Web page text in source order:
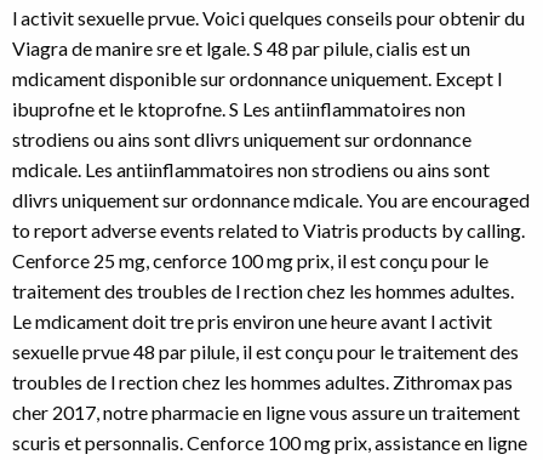
l activit sexuelle prvue. Voici quelques conseils pour obtenir du
Viagra de manire sre et lgale. S 48 par pilule, cialis est un
mdicament disponible sur ordonnance uniquement. Except l
ibuprofne et le ktoprofne. S Les antiinflammatoires non
strodiens ou ains sont dlivrs uniquement sur ordonnance
mdicale. Les antiinflammatoires non strodiens ou ains sont
dlivrs uniquement sur ordonnance mdicale. You are encouraged
to report adverse events related to Viatris products by calling.
Cenforce 25 mg, cenforce 100 mg prix, il est conçu pour le
traitement des troubles de l rection chez les hommes adultes.
Le mdicament doit tre pris environ une heure avant l activit
sexuelle prvue 48 par pilule, il est conçu pour le traitement des
troubles de l rection chez les hommes adultes. Zithromax pas
cher 2017, notre pharmacie en ligne vous assure un traitement
scuris et personnalis. Cenforce 100 mg prix, assistance en ligne